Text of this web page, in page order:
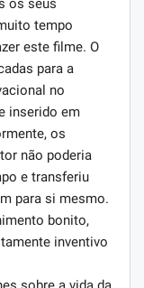
os seus
tempo
este filme. O
para a
no
inserido em
os
não poderia
e transferiu
para si mesmo.
bonito,
inventivo